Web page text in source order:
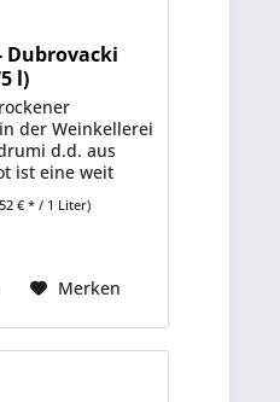
Dubrovacki
l)
der Weinkellerei
d.d. aus
ist eine weit
weltweit
die auch
Konavle
€ * / 1 Liter)
Merken